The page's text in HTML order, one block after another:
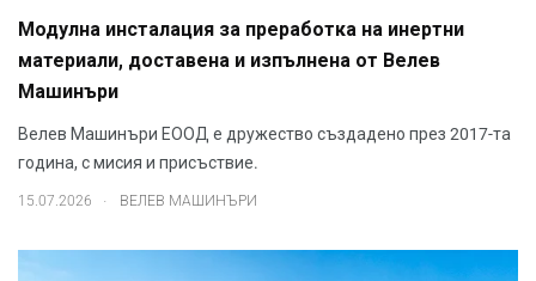
Модулна инсталация за преработка на инертни
материали, доставена и изпълнена от Велев
Машинъри
Велев Машинъри ЕООД е дружество създадено през 2017-та
година, с мисия и присъствие.
15.07.2026 . ВЕЛЕВ МАШИНЪРИ